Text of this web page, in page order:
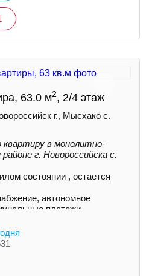
63.0 м2, 2/4 этаж
г., Мысхако с.
в монолитно-
г. Новороссийска с.
состоянии , остается
автономное
платежи.